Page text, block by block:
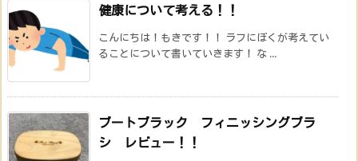
健康について考える！！
こんにちは！もきです！！ ラフにぼくが考えてい
ることについて書いていきます！ な ...
ブートブラック フィニッシングブラ
シ レビュー！！